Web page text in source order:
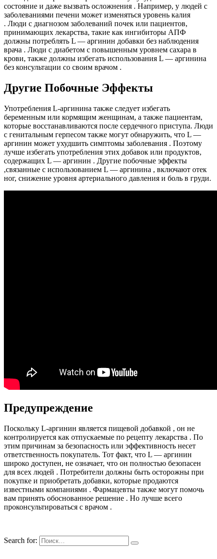
состояние и даже вызвать осложнения . Например, у людей с
заболеваниями печени может изменяться уровень калия
. Люди с диагнозом заболеваний почек или пациентов,
принимающих лекарства, такие как ингибиторы АПФ
должны потреблять L — аргинин добавки без наблюдения
врача . Люди с диабетом с повышенным уровнем сахара в
крови, также должны избегать использования L — аргинина
без консультации со своим врачом .
Другие Побочные Эффекты
Употребления L-аргинина также следует избегать
беременным или кормящим женщинам, а также пациентам,
которые восстанавливаются после сердечного приступа. Люди
с генитальным герпесом также могут обнаружить, что L —
аргинин может ухудшить симптомы заболевания . Поэтому
лучше избегать употребления этих добавок или продуктов,
содержащих L — аргинин . Другие побочные эффекты
,связанные с использованием L — аргинина , включают отек
ног, снижение уровня артериального давления и боль в груди.
Предупреждение
Поскольку L-аргинин является пищевой добавкой , он не
контролируется как отпускаемые по рецепту лекарства . По
этим причинам за безопасность или эффективность несет
ответственность покупатель. Тот факт, что L — аргинин
широко доступен, не означает, что он полностью безопасен
для всех людей . Потребители должны быть осторожны при
покупке и приобретать добавки, которые продаются
известными компаниями . Фармацевты также могут помочь
вам принять обоснованное решение . Но лучше всего
проконсультироваться с врачом .
Search for: